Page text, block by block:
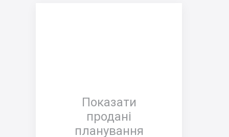
Показати
продані
планування